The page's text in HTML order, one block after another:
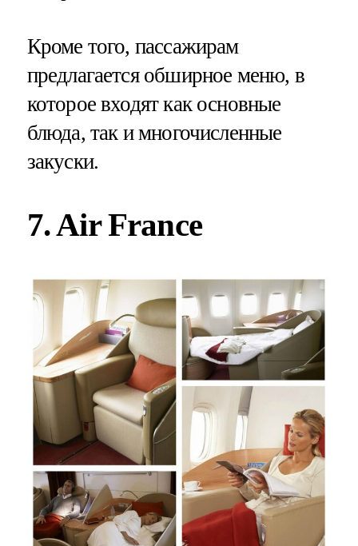
Кроме того, пассажирам
предлагается обширное меню, в
которое входят как основные
блюда, так и многочисленные
закуски.
7. Air France